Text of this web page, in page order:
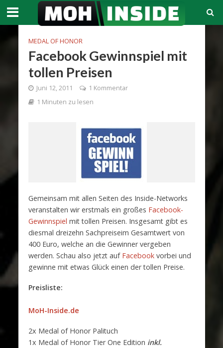
MEDAL OF HONOR
Facebook Gewinnspiel mit
tollen Preisen
Juni 12, 2011
1 Kommentar
1 Minuten zu lesen
Gemeinsam mit allen Seiten des Inside-Networks
veranstalten wir erstmals ein großes Facebook-
Gewinnspiel mit tollen Preisen. Insgesamt gibt es
diesmal dreizehn Sachpreiseim Gesamtwert von
400 Euro, welche an die Gewinner vergeben
werden. Schau also jetzt auf Facebook vorbei und
gewinne mit etwas Glück einen der tollen Preise.
Preisliste:
MoH-Inside.de
2x Medal of Honor Palituch
1x Medal of Honor Tier One Edition inkl.